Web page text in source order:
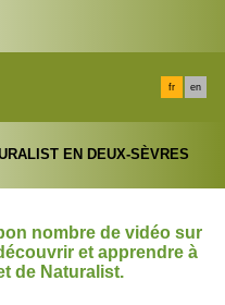
fr en
EN DEUX-SÈVRES
nombre de vidéo sur
et apprendre à
de Naturalist.